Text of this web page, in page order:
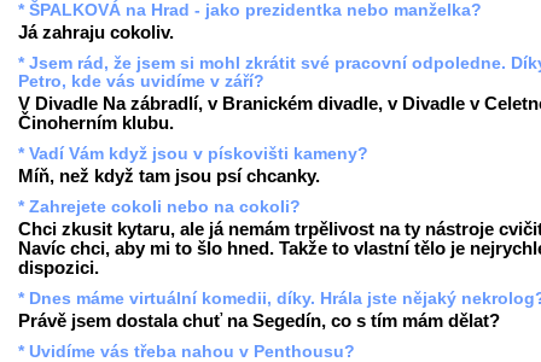
* ŠPALKOVÁ na Hrad - jako prezidentka nebo manželka?
Já zahraju cokoliv.
* Jsem rád, že jsem si mohl zkrátit své pracovní odpoledne.
Petro, kde vás uvidíme v září?
V Divadle Na zábradlí, v Branickém divadle, v Divadle v
Činoherním klubu.
* Vadí Vám když jsou v pískovišti kameny?
Míň, než když tam jsou psí chcanky.
* Zahrejete cokoli nebo na cokoli?
Chci zkusit kytaru, ale já nemám trpělivost na ty nástroje
Navíc chci, aby mi to šlo hned. Takže to vlastní tělo je
dispozici.
* Dnes máme virtuální komedii, díky. Hrála jste nějaký
Právě jsem dostala chuť na Segedín, co s tím mám dělat?
* Uvidíme vás třeba nahou v Penthousu?